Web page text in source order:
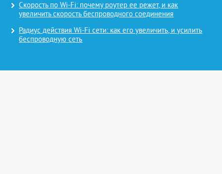
Скорость по Wi-Fi: почему роутер ее режет, и как
увеличить скорость беспроводного соединения
Радиус действия Wi-Fi сети: как его увеличить, и усилить
беспроводную сеть